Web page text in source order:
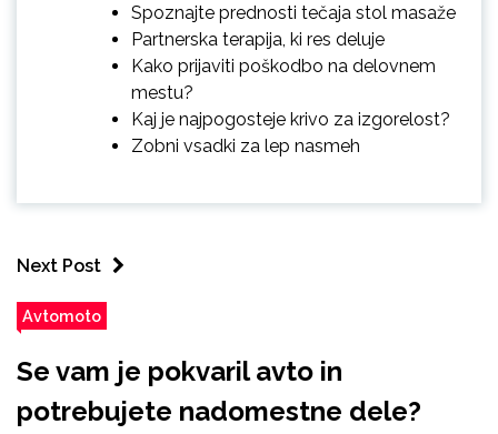
Spoznajte prednosti tečaja stol masaže
Partnerska terapija, ki res deluje
Kako prijaviti poškodbo na delovnem
mestu?
Kaj je najpogosteje krivo za izgorelost?
Zobni vsadki za lep nasmeh
Next Post
Avtomoto
Se vam je pokvaril avto in
potrebujete nadomestne dele?